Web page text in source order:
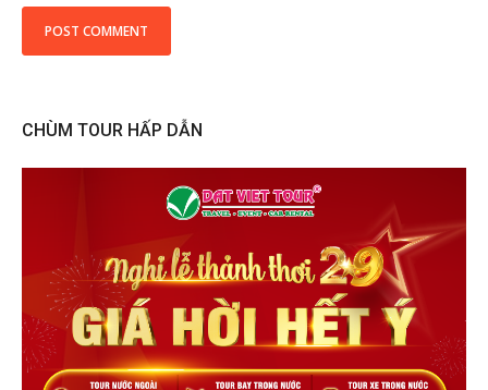
CHÙM TOUR HẤP DẪN